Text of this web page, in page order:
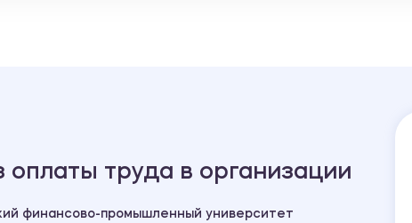
оплаты труда в организации
финансово-промышленный университет